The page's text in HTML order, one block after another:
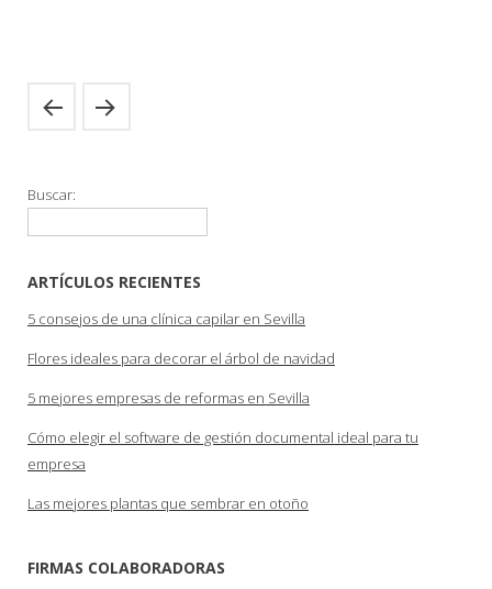
Buscar:
ARTÍCULOS RECIENTES
5 consejos de una clínica capilar en Sevilla
Flores ideales para decorar el árbol de navidad
5 mejores empresas de reformas en Sevilla
Cómo elegir el software de gestión documental ideal para tu
empresa
Las mejores plantas que sembrar en otoño
FIRMAS COLABORADORAS